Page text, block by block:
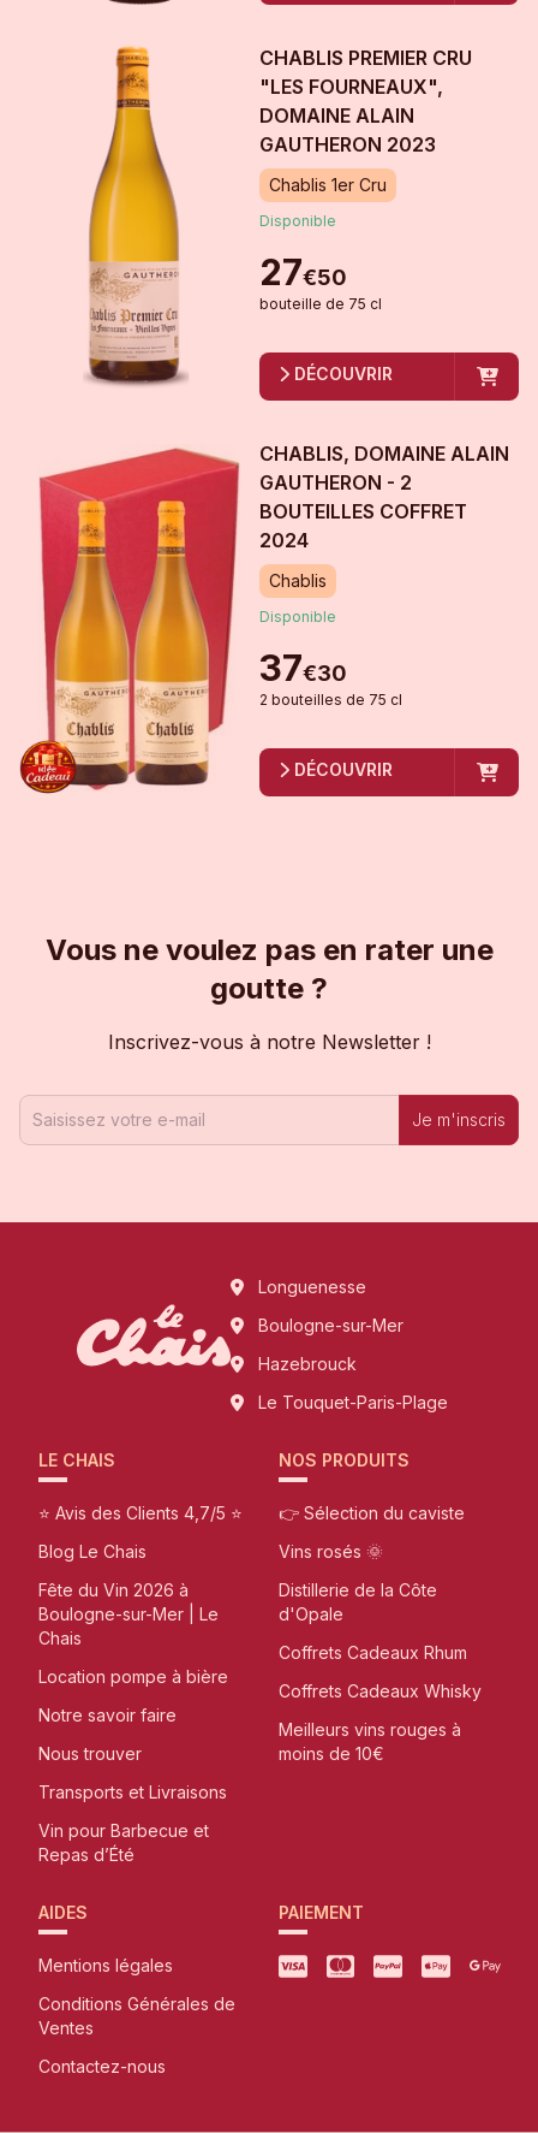
CHABLIS PREMIER CRU
"LES FOURNEAUX",
DOMAINE ALAIN
GAUTHERON 2023
Chablis 1er Cru
Disponible
27€50
bouteille de 75 cl
DÉCOUVRIR
CHABLIS, DOMAINE ALAIN
GAUTHERON - 2
BOUTEILLES COFFRET
2024
Chablis
Disponible
37€30
2 bouteilles de 75 cl
DÉCOUVRIR
Vous ne voulez pas en rater une
goutte ?
Inscrivez-vous à notre Newsletter !
Je m'inscris
Longuenesse
Boulogne-sur-Mer
Hazebrouck
Le Touquet-Paris-Plage
LE CHAIS
⭐ Avis des Clients 4,7/5 ⭐
Blog Le Chais
Fête du Vin 2026 à
Boulogne-sur-Mer | Le
Chais
Location pompe à bière
Notre savoir faire
Nous trouver
Transports et Livraisons
Vin pour Barbecue et
Repas d’Été
NOS PRODUITS
👉 Sélection du caviste
Vins rosés 🌞
Distillerie de la Côte
d'Opale
Coffrets Cadeaux Rhum
Coffrets Cadeaux Whisky
Meilleurs vins rouges à
moins de 10€
AIDES
Mentions légales
Conditions Générales de
Ventes
Contactez-nous
PAIEMENT